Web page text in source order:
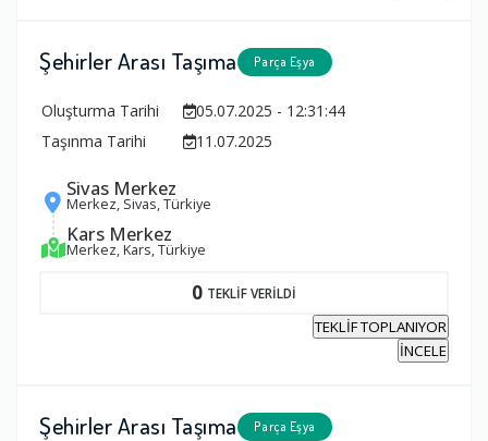
Şehirler Arası Taşıma Parça Eşya
Oluşturma Tarihi
05.07.2025 - 12:31:44
Taşınma Tarihi
11.07.2025
Sivas Merkez
Merkez, Sivas, Türkiye
Kars Merkez
Merkez, Kars, Türkiye
0 TEKLİF VERİLDİ
TEKLİF TOPLANIYOR
İNCELE
Şehirler Arası Taşıma Parça Eşya